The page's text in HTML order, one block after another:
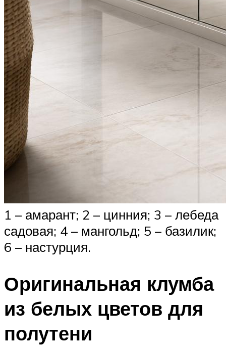
1 – амарант; 2 – цинния; 3 – лебеда
садовая; 4 – мангольд; 5 – базилик;
6 – настурция.
Оригинальная клумба
из белых цветов для
полутени